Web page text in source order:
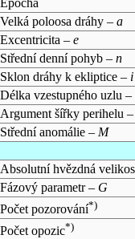
Velká poloosa dráhy – a
Excentricita – e
Střední denní pohyb – n
Sklon dráhy k ekliptice – i
Délka vzestupného uzlu –
Argument šířky perihelu
Střední anomálie – M
Absolutní hvězdná
Fázový parametr – G
Počet pozorování*)
Počet opozic*)